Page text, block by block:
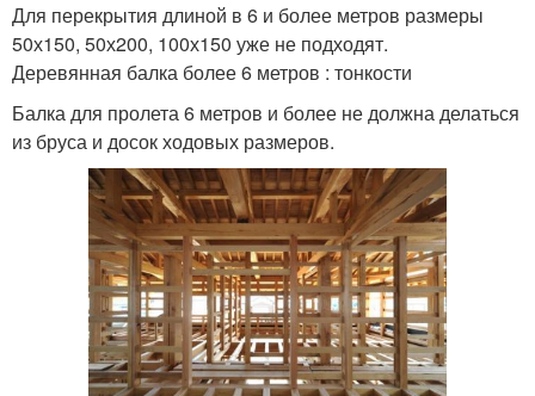
Для перекрытия длиной в 6 и более метров размеры
50х150, 50х200, 100х150 уже не подходят.
Деревянная балка более 6 метров : тонкости
Балка для пролета 6 метров и более не должна делаться
из бруса и досок ходовых размеров.